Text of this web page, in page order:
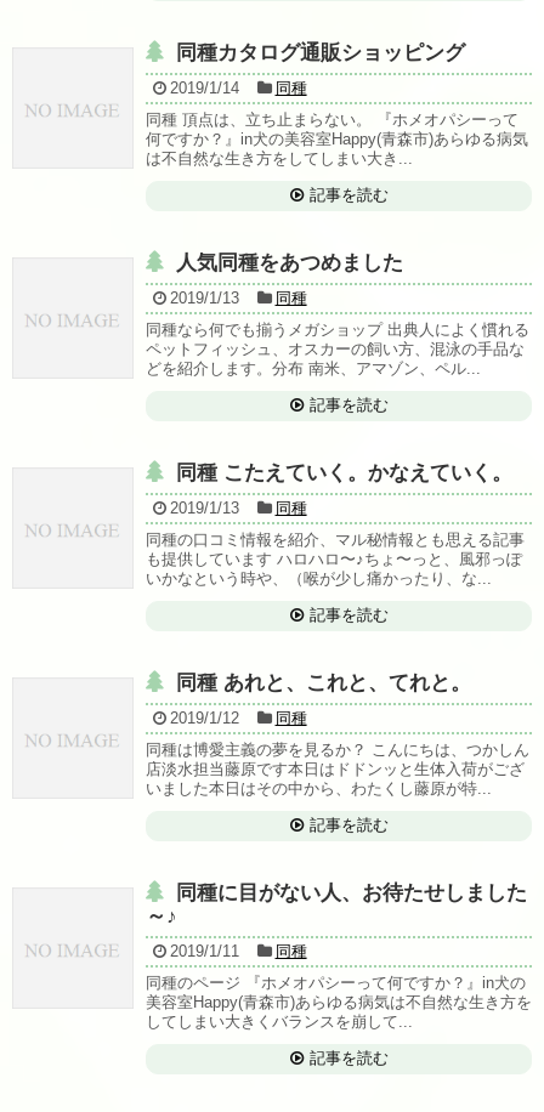
同種カタログ通販ショッピング
2019/1/14
同種
同種 頂点は、立ち止まらない。 『ホメオパシーって
何ですか？』in犬の美容室Happy(青森市)あらゆる病気
は不自然な生き方をしてしまい大き...
記事を読む
人気同種をあつめました
2019/1/13
同種
同種なら何でも揃うメガショップ 出典人によく慣れる
ペットフィッシュ、オスカーの飼い方、混泳の手品な
どを紹介します。分布 南米、アマゾン、ペル...
記事を読む
同種 こたえていく。かなえていく。
2019/1/13
同種
同種の口コミ情報を紹介、マル秘情報とも思える記事
も提供しています ハロハロ〜♪ちょ〜っと、風邪っぽ
いかなという時や、（喉が少し痛かったり、な...
記事を読む
同種 あれと、これと、てれと。
2019/1/12
同種
同種は博愛主義の夢を見るか？ こんにちは、つかしん
店淡水担当藤原です本日はドドンッと生体入荷がござ
いました本日はその中から、わたくし藤原が特...
記事を読む
同種に目がない人、お待たせしました
～♪
2019/1/11
同種
同種のページ 『ホメオパシーって何ですか？』in犬の
美容室Happy(青森市)あらゆる病気は不自然な生き方を
してしまい大きくバランスを崩して...
記事を読む